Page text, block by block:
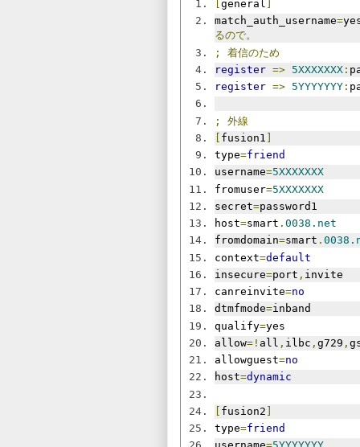
general
match_auth_username=
るので。
;
着信のため
register => 5XXXXXXX :
register => 5YYYYYYY :
;
外線
fusion1
type=friend
username=5XXXXXXX
fromuser=5XXXXXXX
secret=password1
host=smart . 0038.net
fromdomain=smart .
context=default
insecure=port , invite
canreinvite=no
dtmfmode=inband
qualify=yes
allow=! all , ilbc , g729 ,
allowguest=no
host=dynamic
fusion2
type=friend